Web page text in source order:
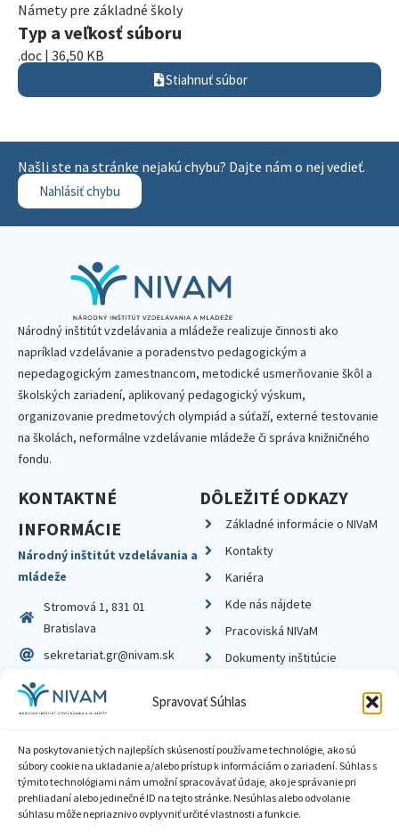
Spravovať Súhlas
Na poskytovanie tých najlepších skúseností používame technológie, ako sú
súbory cookie na ukladanie a/alebo prístup k informáciám o zariadení. Súhlas s
týmito technológiami nám umožní spracovávať údaje, ako je správanie pri
prehliadaní alebo jedinečné ID na tejto stránke. Nesúhlas alebo odvolanie
súhlasu môže nepriaznivo ovplyvniť určité vlastnosti a funkcie.
Námety pre základné školy
Typ a veľkosť súboru
.doc | 36,50 KB
Stiahnuť súbor
Našli ste na stránke nejakú chybu? Dajte nám o nej vedieť.
Nahlásiť chybu
Národný inštitút vzdelávania a mládeže realizuje činnosti ako
napríklad vzdelávanie a poradenstvo pedagogickým a
nepedagogickým zamestnancom, metodické usmerňovanie škôl a
školských zariadení, aplikovaný pedagogický výskum,
organizovanie predmetových olympiád a súťaží, externé testovanie
na školách, neformálne vzdelávanie mládeže či správa knižničného
fondu.
KONTAKTNÉ
INFORMÁCIE
Národný inštitút vzdelávania a
mládeže
Stromová 1, 831 01
Bratislava
sekretariat.gr@nivam.sk
IČO: 00164348
DIČ: 2020798714
DÔLEŽITÉ ODKAZY
Základné informácie o NIVaM
Kontakty
Kariéra
Kde nás nájdete
Pracoviská NIVaM
Dokumenty inštitúcie
Zásady ochrany súkromia